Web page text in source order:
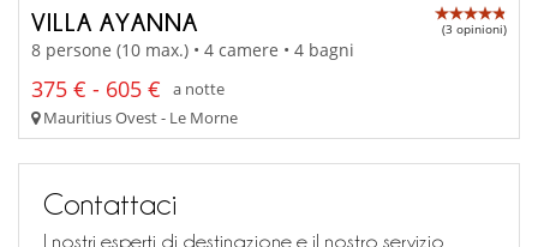
VILLA AYANNA (3 opinioni)
8 persone (10 max.) • 4 camere • 4 bagni
375 € - 605 €
a notte
Mauritius Ovest - Le Morne
Contattaci
I nostri esperti di destinazione e il nostro servizio